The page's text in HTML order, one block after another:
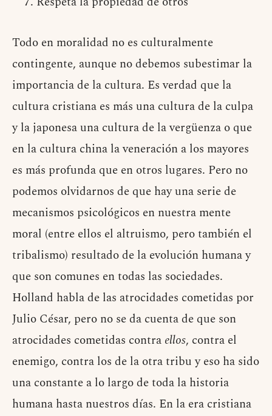
Todo en moralidad no es culturalmente
contingente, aunque no debemos subestimar la
importancia de la cultura. Es verdad que la
cultura cristiana es más una cultura de la culpa
y la japonesa una cultura de la vergüenza o que
en la cultura china la veneración a los mayores
es más profunda que en otros lugares. Pero no
podemos olvidarnos de que hay una serie de
mecanismos psicológicos en nuestra mente
moral (entre ellos el altruismo, pero también el
tribalismo) resultado de la evolución humana y
que son comunes en todas las sociedades.
Holland habla de las atrocidades cometidas por
Julio César, pero no se da cuenta de que son
atrocidades cometidas contra ellos, contra el
enemigo, contra los de la otra tribu y eso ha sido
una constante a lo largo de toda la historia
humana hasta nuestros días. En la era cristiana